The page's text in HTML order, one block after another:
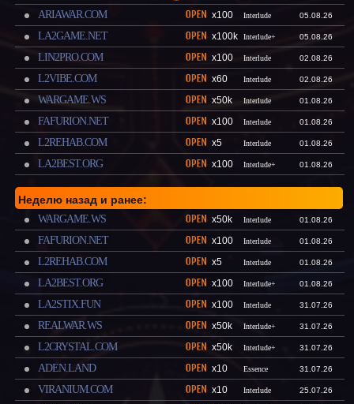
ARIAWAR.COM x100 Interlude 05.08.26
LA2GAME.NET x100k Interlude+ 05.08.26
LIN2PRO.COM x100 Interlude 02.08.26
L2VIBE.COM x60 Interlude 02.08.26
WARGAME.WS x50k Interlude 01.08.26
FAFURION.NET x100 Interlude 01.08.26
L2REHAB.COM x5 Interlude 01.08.26
LA2BEST.ORG x100 Interlude+ 01.08.26
Неделю назад и ранее:
WARGAME.WS x50k Interlude 01.08.26
FAFURION.NET x100 Interlude 01.08.26
L2REHAB.COM x5 Interlude 01.08.26
LA2BEST.ORG x100 Interlude+ 01.08.26
LA2STIX.FUN x100 Interlude 31.07.26
REALWAR.WS x50k Interlude+ 31.07.26
L2CRYSTAL.COM x50k Interlude+ 31.07.26
ADEN.LAND x10 Essence 31.07.26
VIRANIUM.COM x10 Interlude 25.07.26